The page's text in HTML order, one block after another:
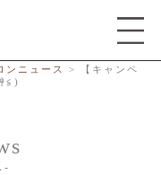
ンニュース >
【キャンペ
≦)